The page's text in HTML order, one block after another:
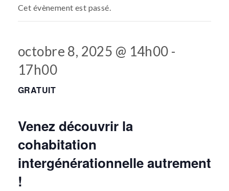
Cet évènement est passé.
octobre 8, 2025 @ 14h00 -
17h00
GRATUIT
Venez découvrir la
cohabitation
intergénérationnelle autrement
!